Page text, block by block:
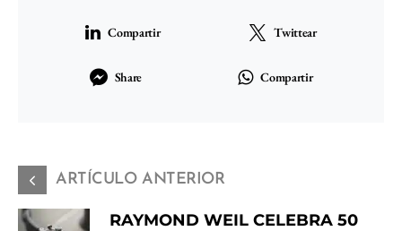
Compartir Twittear
Share Compartir
ARTÍCULO ANTERIOR
RAYMOND WEIL CELEBRA 50